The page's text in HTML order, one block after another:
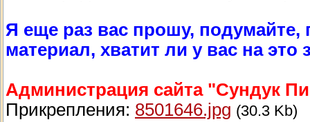
Я еще раз вас прошу, подумайте,
материал, хватит ли у вас на
Администрация сайта "Сундук
Прикрепления: 8501646.jpg (30.3 Kb)